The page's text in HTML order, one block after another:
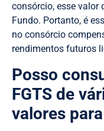
consórcio, esse valor
Fundo. Portanto, é
no consórcio
rendimentos futuros
Posso
FGTS de
valores